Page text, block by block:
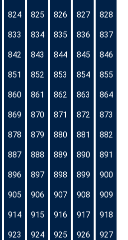
824 825 826 827 828
833 834 835 836 837
842 843 844 845 846
851 852 853 854 855
860 861 862 863 864
869 870 871 872 873
878 879 880 881 882
887 888 889 890 891
896 897 898 899 900
905 906 907 908 909
914 915 916 917 918
923 924 925 926 927